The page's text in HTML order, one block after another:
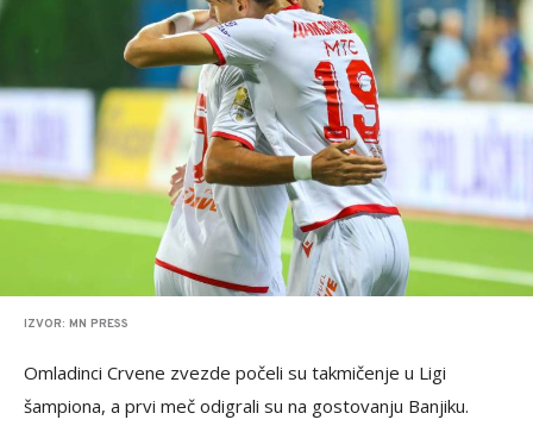
IZVOR: MN PRESS
Omladinci Crvene zvezde počeli su takmičenje u Ligi
šampiona, a prvi meč odigrali su na gostovanju Banjiku.